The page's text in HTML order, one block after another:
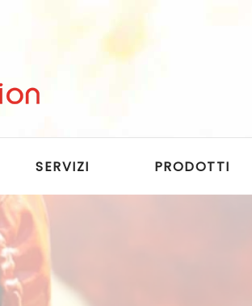
SERVIZI PRODOTTI